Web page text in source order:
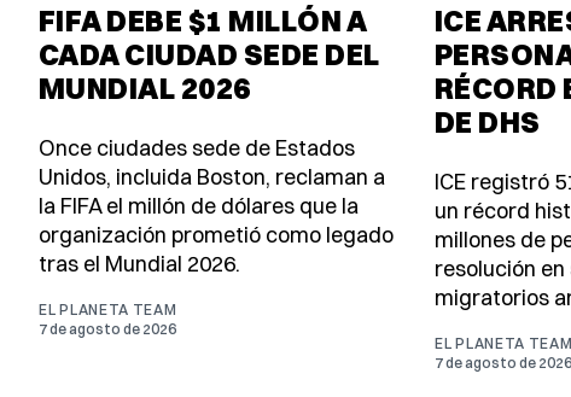
FIFA DEBE $1 MILLÓN A
CADA CIUDAD SEDE DEL
MUNDIAL 2026
Once ciudades sede de Estados
Unidos, incluida Boston, reclaman a
la FIFA el millón de dólares que la
organización prometió como legado
tras el Mundial 2026.
EL PLANETA TEAM
7 de agosto de 2026
ICE
RÉCORD
DE DHS
ICE registró
un récord
millones de
resolución
migratorios
EL PLANETA TEAM
7 de agosto de 2026